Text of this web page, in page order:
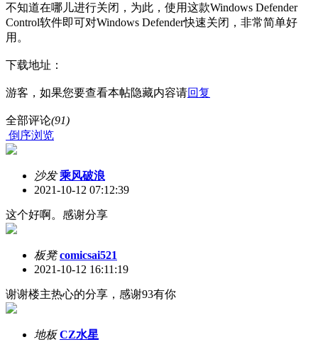
不知道在哪儿进行关闭，为此，使用这款Windows Defender
Control软件即可对Windows Defender快速关闭，非常简单好
用。
下载地址：
游客，如果您要查看本帖隐藏内容请回复
全部评论(91)
倒序浏览
沙发 乘风破浪
2021-10-12 07:12:39
这个好啊。感谢分享
板凳 comicsai521
2021-10-12 16:11:19
谢谢楼主热心的分享，感谢93有你
地板 CZ水星